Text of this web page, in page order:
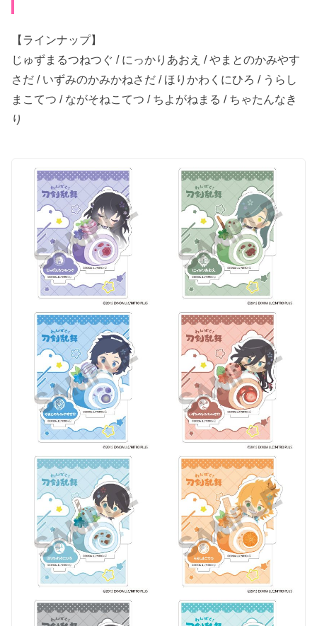
【ラインナップ】
じゅずまる​つねつぐ / にっかり​あ​おえ / やまとのかみやす
さだ / いずみのかみかねさだ / ほりかわくに​ひろ / うらし
まこて​つ / なが​そねこてつ / ちよが​ねまる / ちゃたんな​き
り